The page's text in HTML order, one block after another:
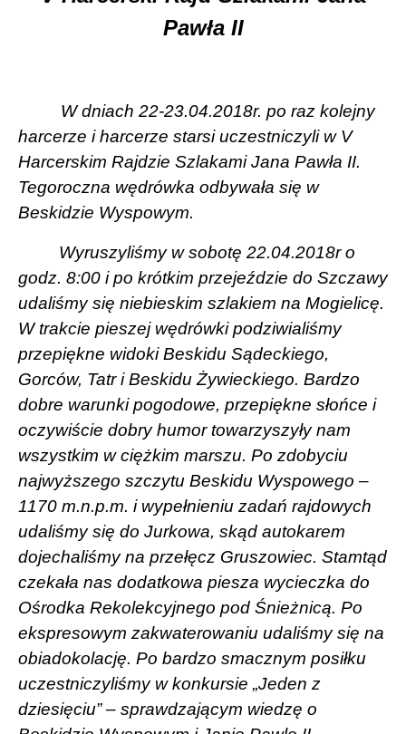
Pawła II
W dniach 22-23.04.2018r. po raz kolejny
harcerze i harcerze starsi uczestniczyli w V
Harcerskim Rajdzie Szlakami Jana Pawła II.
Tegoroczna wędrówka odbywała się w
Beskidzie Wyspowym.
Wyruszyliśmy w sobotę 22.04.2018r o
godz. 8:00 i po krótkim przejeździe do Szczawy
udaliśmy się niebieskim szlakiem na Mogielicę.
W trakcie pieszej wędrówki podziwialiśmy
przepiękne widoki Beskidu Sądeckiego,
Gorców, Tatr i Beskidu Żywieckiego. Bardzo
dobre warunki pogodowe, przepiękne słońce i
oczywiście dobry humor towarzyszyły nam
wszystkim w ciężkim marszu. Po zdobyciu
najwyższego szczytu Beskidu Wyspowego –
1170 m.n.p.m. i wypełnieniu zadań rajdowych
udaliśmy się do Jurkowa, skąd autokarem
dojechaliśmy na przełęcz Gruszowiec. Stamtąd
czekała nas dodatkowa piesza wycieczka do
Ośrodka Rekolekcyjnego pod Śnieżnicą. Po
ekspresowym zakwaterowaniu udaliśmy się na
obiadokolację. Po bardzo smacznym posiłku
uczestniczyliśmy w konkursie „Jeden z
dziesięciu” – sprawdzającym wiedzę o